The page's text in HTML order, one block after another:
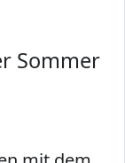
Sommer